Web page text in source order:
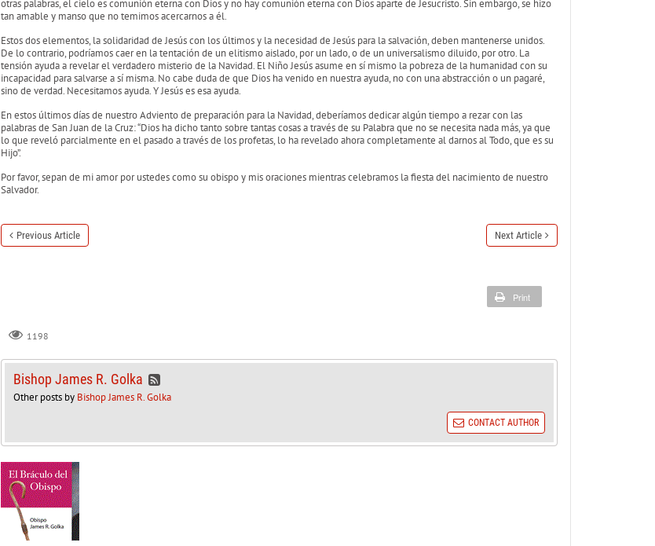
otras palabras, el cielo es comunión eterna con Dios y no hay comunión eterna con Dios aparte de Jesucristo. Sin embargo, se hizo
tan amable y manso que no temimos acercarnos a él.
Estos dos elementos, la solidaridad de Jesús con los últimos y la necesidad de Jesús para la salvación, deben mantenerse unidos.
De lo contrario, podríamos caer en la tentación de un elitismo aislado, por un lado, o de un universalismo diluido, por otro. La
tensión ayuda a revelar el verdadero misterio de la Navidad. El Niño Jesús asume en sí mismo la pobreza de la humanidad con su
incapacidad para salvarse a sí misma. No cabe duda de que Dios ha venido en nuestra ayuda, no con una abstracción o un pagaré,
sino de verdad. Necesitamos ayuda. Y Jesús es esa ayuda.
En estos últimos días de nuestro Adviento de preparación para la Navidad, deberíamos dedicar algún tiempo a rezar con las
palabras de San Juan de la Cruz: “Dios ha dicho tanto sobre tantas cosas a través de su Palabra que no se necesita nada más, ya que
lo que reveló parcialmente en el pasado a través de los profetas, lo ha revelado ahora completamente al darnos al Todo, que es su
Hijo”.
Por favor, sepan de mi amor por ustedes como su obispo y mis oraciones mientras celebramos la fiesta del nacimiento de nuestro
Salvador.
Previous Article Next Article
Print
1198
Bishop James R. Golka
Other posts by Bishop James R. Golka
CONTACT AUTHOR